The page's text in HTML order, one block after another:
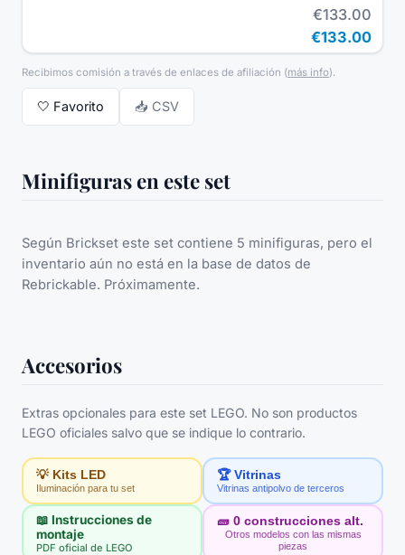
€133.00
€133.00
Recibimos comisión a través de enlaces de afiliación (más info).
🤍 Favorito 📥 CSV
Minifiguras en este set
Según Brickset este set contiene 5 minifiguras, pero el
inventario aún no está en la base de datos de
Rebrickable. Próximamente.
Accesorios
Extras opcionales para este set LEGO. No son productos
LEGO oficiales salvo que se indique lo contrario.
💡 Kits LED
Iluminación para tu set
🏆 Vitrinas
Vitrinas antipolvo de terceros
📖 Instrucciones de
montaje
PDF oficial de LEGO
🧱 0 construcciones alt.
Otros modelos con las mismas
piezas